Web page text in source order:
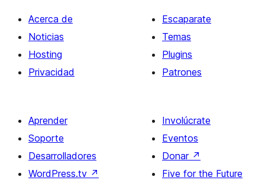
Acerca de
Noticias
Hosting
Privacidad
Escaparate
Temas
Plugins
Patrones
Aprender
Soporte
Desarrolladores
WordPress.tv ↗
Involúcrate
Eventos
Donar ↗
Five for the Future